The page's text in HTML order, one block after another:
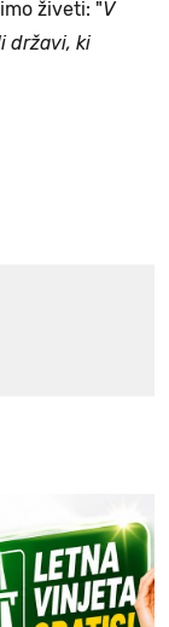
živeti: "V
državi, ki